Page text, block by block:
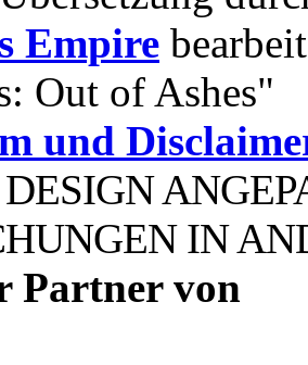
Empire
Out of Ashes"
und
DESIGN
IN
Partner von